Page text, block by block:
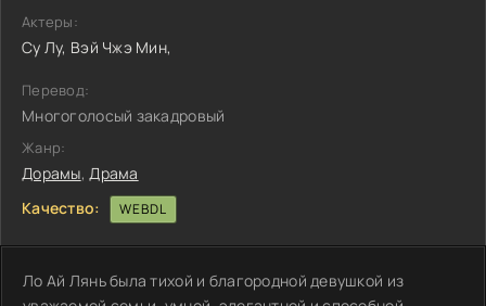
Актеры:
Су Лу, Вэй Чжэ Мин,
Перевод:
Многоголосый закадровый
Жанр:
Дорамы,Драма
Качество:
WEBDL
Ло Ай Лянь была тихой и благородной девушкой из